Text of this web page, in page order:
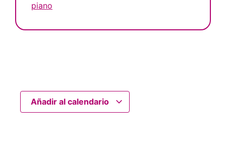
piano
Añadir al calendario